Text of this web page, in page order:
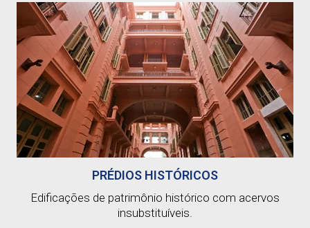
PRÉDIOS HISTÓRICOS
Edificações de patrimônio histórico com acervos
insubstituíveis.